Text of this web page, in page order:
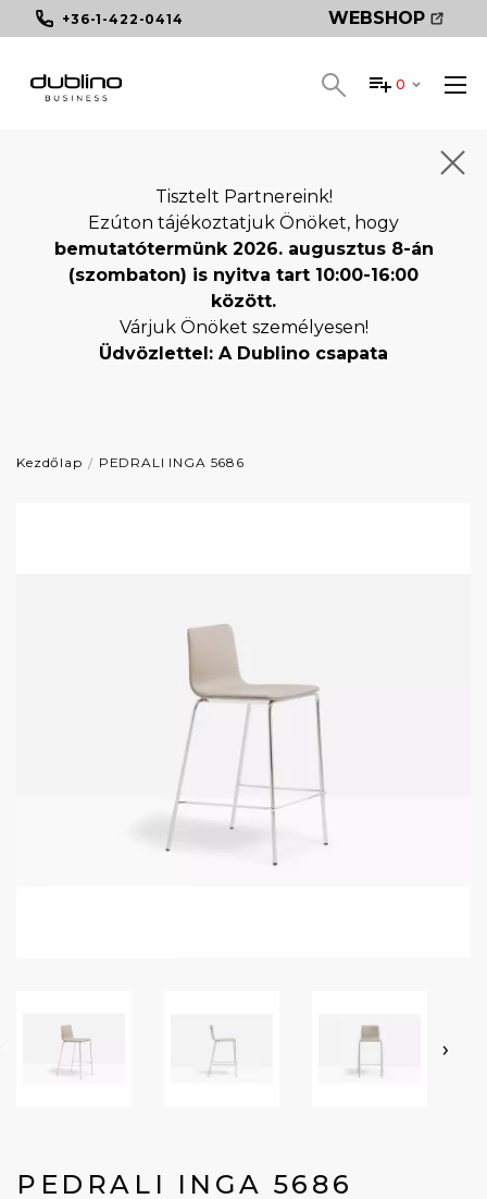
+36-1-422-0414 WEBSHOP
0
Tisztelt Partnereink!
Ezúton tájékoztatjuk Önöket, hogy
bemutatótermünk 2026. augusztus 8-án
(szombaton) is nyitva tart 10:00-16:00
között.
Várjuk Önöket személyesen!
Üdvözlettel: A Dublino csapata
Kezdőlap PEDRALI INGA 5686
›
PEDRALI INGA 5686